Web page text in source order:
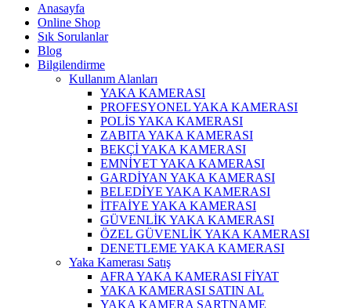
Anasayfa
Online Shop
Sık Sorulanlar
Blog
Bilgilendirme
Kullanım Alanları
YAKA KAMERASI
PROFESYONEL YAKA KAMERASI
POLİS YAKA KAMERASI
ZABITA YAKA KAMERASI
BEKÇİ YAKA KAMERASI
EMNİYET YAKA KAMERASI
GARDİYAN YAKA KAMERASI
BELEDİYE YAKA KAMERASI
İTFAİYE YAKA KAMERASI
GÜVENLİK YAKA KAMERASI
ÖZEL GÜVENLİK YAKA KAMERASI
DENETLEME YAKA KAMERASI
Yaka Kamerası Satış
AFRA YAKA KAMERASI FİYAT
YAKA KAMERASI SATIN AL
YAKA KAMERA ŞARTNAME